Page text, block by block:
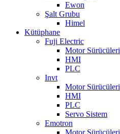
Ewon
Şalt Grubu
Himel
Kütüphane
Fuji Electric
Motor Sürücüleri
HMI
PLC
Invt
Motor Sürücüleri
HMI
PLC
Servo Sistem
Emotron
Motor Sürücüleri